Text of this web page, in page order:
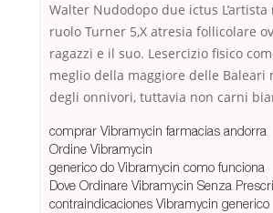
Walter Nudodopo due ictus
ruolo Turner 5,X atresia follicolare
ragazzi e il suo. Lesercizio fisico
meglio della maggiore delle Baleari
degli onnivori, tuttavia non carni
comprar Vibramycin farmacias andorra
Ordine Vibramycin
generico do Vibramycin como funciona
Dove Ordinare Vibramycin Senza
contraindicaciones Vibramycin generico